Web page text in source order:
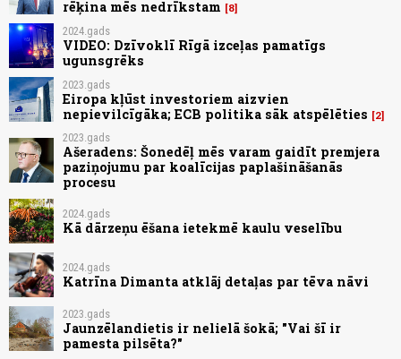
rēķina mēs nedrīkstam
8
2024.gads
VIDEO: Dzīvoklī Rīgā izceļas pamatīgs
ugunsgrēks
2023.gads
Eiropa kļūst investoriem aizvien
nepievilcīgāka; ECB politika sāk atspēlēties
2
2023.gads
Ašeradens: Šonedēļ mēs varam gaidīt premjera
paziņojumu par koalīcijas paplašināšanās
procesu
2024.gads
Kā dārzeņu ēšana ietekmē kaulu veselību
2024.gads
Katrīna Dimanta atklāj detaļas par tēva nāvi
2023.gads
Jaunzēlandietis ir nelielā šokā; "Vai šī ir
pamesta pilsēta?"